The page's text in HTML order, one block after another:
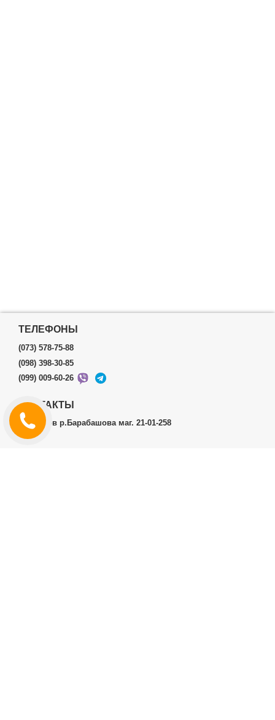
ТЕЛЕФОНЫ
(073) 578-75-88
(098) 398-30-85
(099) 009-60-26
КОНТАКТЫ
г.Харьков р.Барабашова маг. 21-01-258